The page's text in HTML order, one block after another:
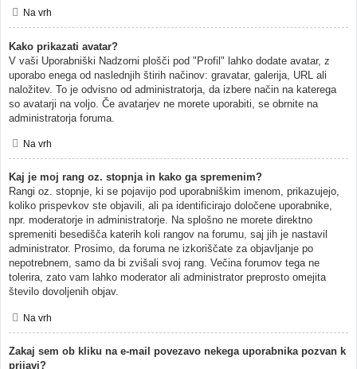
Na vrh
Kako prikazati avatar?
V vaši Uporabniški Nadzorni plošči pod "Profil" lahko dodate avatar, z
uporabo enega od naslednjih štirih načinov: gravatar, galerija, URL ali
naložitev. To je odvisno od administratorja, da izbere način na katerega
so avatarji na voljo. Če avatarjev ne morete uporabiti, se obrnite na
administratorja foruma.
Na vrh
Kaj je moj rang oz. stopnja in kako ga spremenim?
Rangi oz. stopnje, ki se pojavijo pod uporabniškim imenom, prikazujejo,
koliko prispevkov ste objavili, ali pa identificirajo določene uporabnike,
npr. moderatorje in administratorje. Na splošno ne morete direktno
spremeniti besedišča katerih koli rangov na forumu, saj jih je nastavil
administrator. Prosimo, da foruma ne izkoriščate za objavljanje po
nepotrebnem, samo da bi zvišali svoj rang. Večina forumov tega ne
tolerira, zato vam lahko moderator ali administrator preprosto omejita
število dovoljenih objav.
Na vrh
Zakaj sem ob kliku na e-mail povezavo nekega uporabnika pozvan k
prijavi?